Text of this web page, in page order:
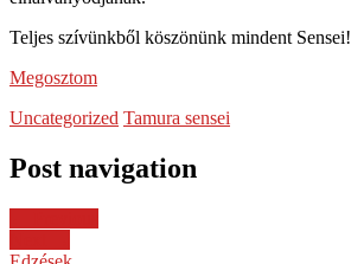
Teljes szívünkből köszönünk mindent Sensei!
Megosztom
Uncategorized Tamura sensei
Post navigation